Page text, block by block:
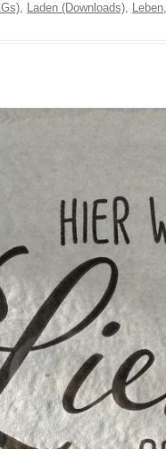
, Laden (Downloads), Leben,